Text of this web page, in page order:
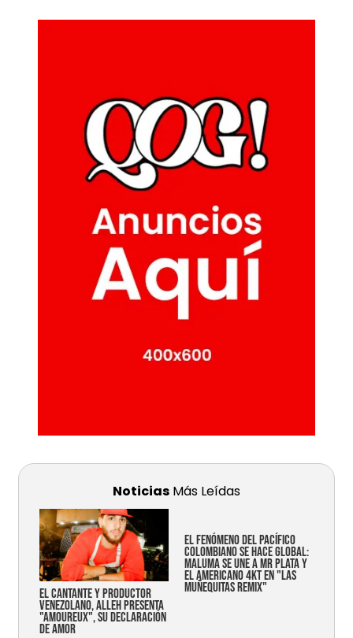
Noticias Más Leídas
EL CANTANTE Y PRODUCTOR
VENEZOLANO, ALLEH PRESENTA
"AMOUREUX", SU DECLARACIÓN
DE AMOR
EL FENÓMENO DEL PACÍFICO
COLOMBIANO SE HACE GLOBAL:
MALUMA SE UNE A MR PLATA Y
EL AMERICANO 4KT EN "LAS
MUÑEQUITAS REMIX"